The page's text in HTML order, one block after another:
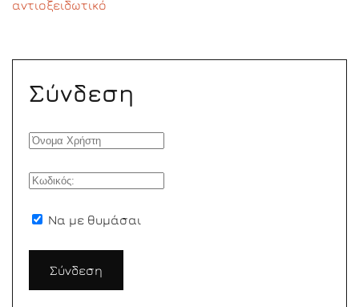
αντιοξειδωτικό
Σύνδεση
Να με θυμάσαι
Σύνδεση